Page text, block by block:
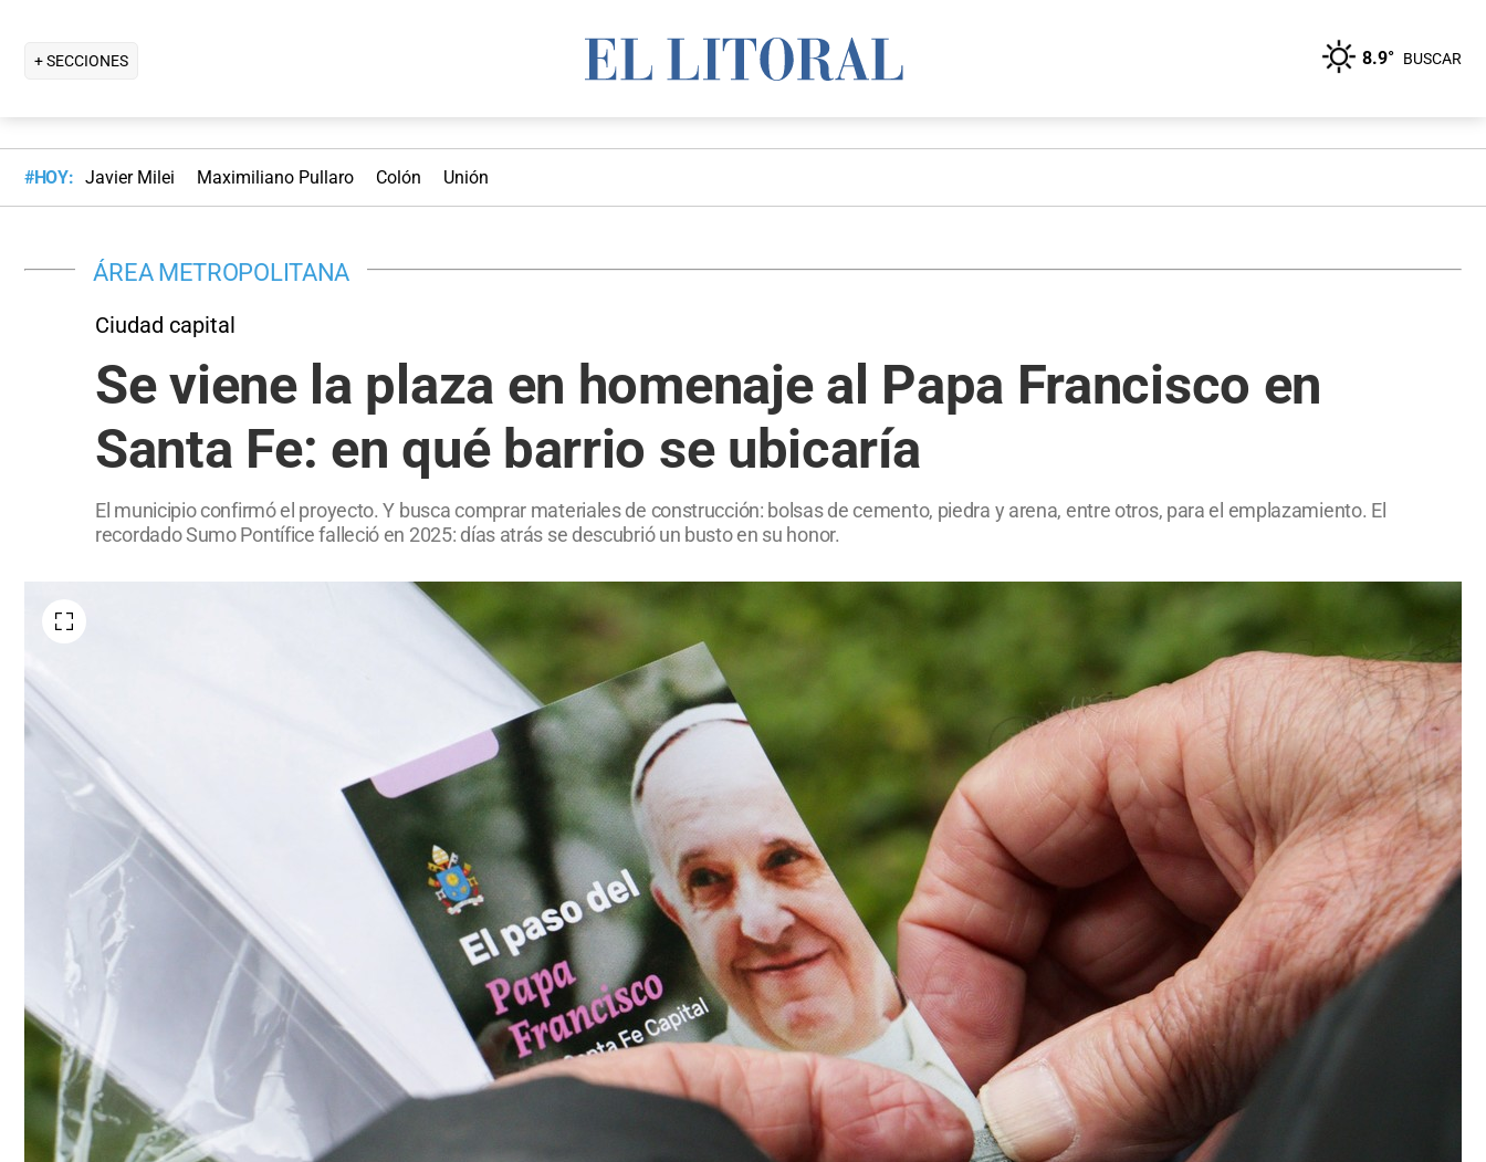
+ SECCIONES 8.9° BUSCAR
#HOY: Javier Milei Maximiliano Pullaro Colón Unión
ÁREA METROPOLITANA
Ciudad capital
Se viene la plaza en homenaje al Papa Francisco en
Santa Fe: en qué barrio se ubicaría
El municipio confirmó el proyecto. Y busca comprar materiales de construcción: bolsas de cemento, piedra y arena, entre otros, para el emplazamiento. El
recordado Sumo Pontífice falleció en 2025: días atrás se descubrió un busto en su honor.